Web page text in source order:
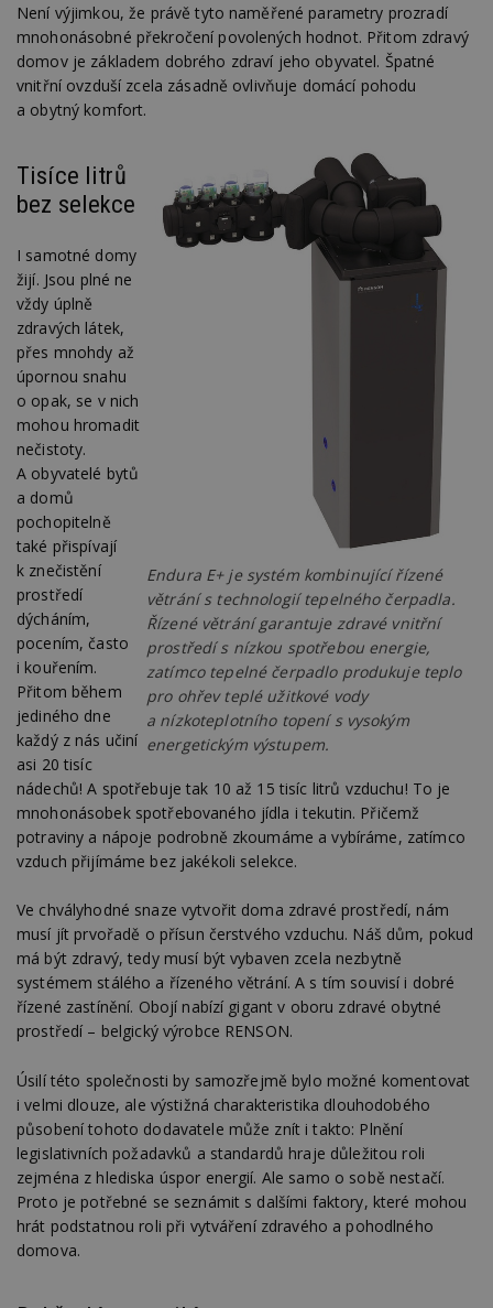
Není výjimkou, že právě tyto naměřené parametry prozradí
mnohonásobné překročení povolených hodnot. Přitom zdravý
domov je základem dobrého zdraví jeho obyvatel. Špatné
vnitřní ovzduší zcela zásadně ovlivňuje domácí pohodu
a obytný komfort.
Endura E+ je systém kombinující řízené
větrání s technologií tepelného čerpadla.
Řízené větrání garantuje zdravé vnitřní
prostředí s nízkou spotřebou energie,
zatímco tepelné čerpadlo produkuje teplo
pro ohřev teplé užitkové vody
a nízkoteplotního topení s vysokým
energetickým výstupem.
Tisíce litrů
bez selekce
I samotné domy
žijí. Jsou plné ne
vždy úplně
zdravých látek,
přes mnohdy až
úpornou snahu
o opak, se v nich
mohou hromadit
nečistoty.
A obyvatelé bytů
a domů
pochopitelně
také přispívají
k znečistění
prostředí
dýcháním,
pocením, často
i kouřením.
Přitom během
jediného dne
každý z nás učiní
asi 20 tisíc
nádechů! A spotřebuje tak 10 až 15 tisíc litrů vzduchu! To je
mnohonásobek spotřebovaného jídla i tekutin. Přičemž
potraviny a nápoje podrobně zkoumáme a vybíráme, zatímco
vzduch přijímáme bez jakékoli selekce.
Ve chvályhodné snaze vytvořit doma zdravé prostředí, nám
musí jít prvořadě o přísun čerstvého vzduchu. Náš dům, pokud
má být zdravý, tedy musí být vybaven zcela nezbytně
systémem stálého a řízeného větrání. A s tím souvisí i dobré
řízené zastínění. Obojí nabízí gigant v oboru zdravé obytné
prostředí – belgický výrobce RENSON.
Úsilí této společnosti by samozřejmě bylo možné komentovat
i velmi dlouze, ale výstižná charakteristika dlouhodobého
působení tohoto dodavatele může znít i takto: Plnění
legislativních požadavků a standardů hraje důležitou roli
zejména z hlediska úspor energií. Ale samo o sobě nestačí.
Proto je potřebné se seznámit s dalšími faktory, které mohou
hrát podstatnou roli při vytváření zdravého a pohodlného
domova.